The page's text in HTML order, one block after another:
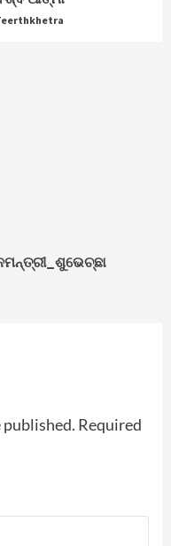
Required